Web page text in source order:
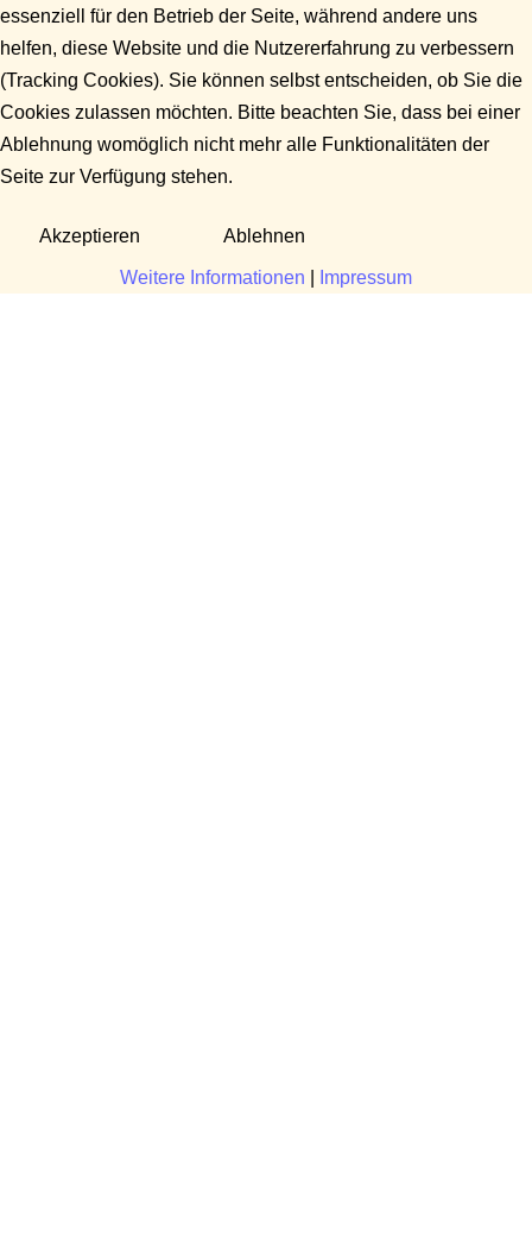
essenziell für den Betrieb der Seite, während andere uns
helfen, diese Website und die Nutzererfahrung zu verbessern
(Tracking Cookies). Sie können selbst entscheiden, ob Sie die
Cookies zulassen möchten. Bitte beachten Sie, dass bei einer
Ablehnung womöglich nicht mehr alle Funktionalitäten der
Seite zur Verfügung stehen.
Akzeptieren Ablehnen
Weitere Informationen Impressum